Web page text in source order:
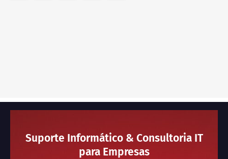
Suporte Informático & Consultoria IT
para Empresas